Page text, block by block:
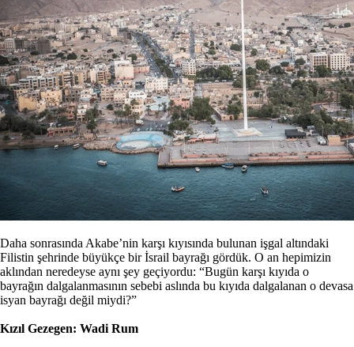
Daha sonrasında Akabe’nin karşı kıyısında bulunan işgal altındaki
Filistin şehrinde büyükçe bir İsrail bayrağı gördük. O an hepimizin
aklından neredeyse aynı şey geçiyordu: “Bugün karşı kıyıda o
bayrağın dalgalanmasının sebebi aslında bu kıyıda dalgalanan o devasa
isyan bayrağı değil miydi?”
Kızıl Gezegen: Wadi Rum